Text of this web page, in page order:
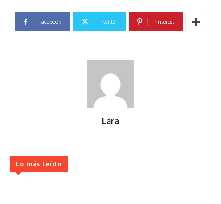
Facebook Twitter Pinterest
Lara
Lo más leído